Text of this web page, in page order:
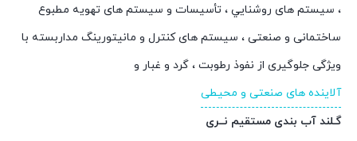
، سيستم های روشنايي ، تأسيسات و سیستم های تهويه مطبوع
ساختمانی و صنعتی ، سيستم های کنترل و مانيتورينگ مداربسته با
ويژگی جلوگيری از نفوذ رطوبت ، گرد و غبار و
آلاينده های صنعتی و محيطی
گـلند آب بندی مستقیم نــری